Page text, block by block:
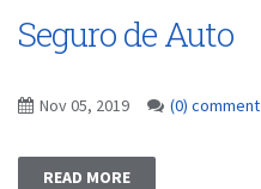
Seguro de Auto
Nov 05, 2019 (0) comment
READ MORE